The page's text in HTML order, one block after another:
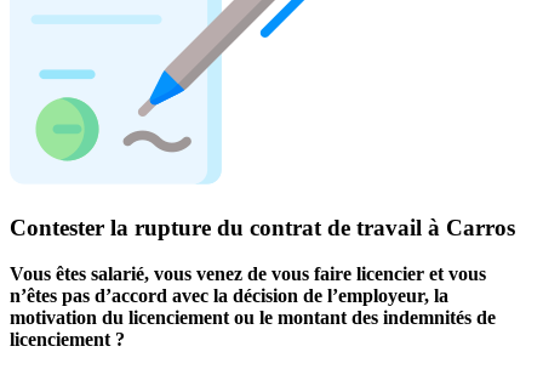
Contester la rupture du contrat de travail à Carros
Vous êtes salarié, vous venez de vous faire licencier et vous
n’êtes pas d’accord avec la décision de l’employeur, la
motivation du licenciement ou le montant des indemnités de
licenciement ?